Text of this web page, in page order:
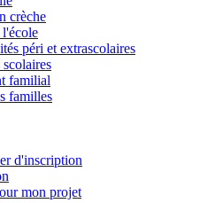
crèche
péri et extrascolaires
familial
familles
d'inscription
mon projet